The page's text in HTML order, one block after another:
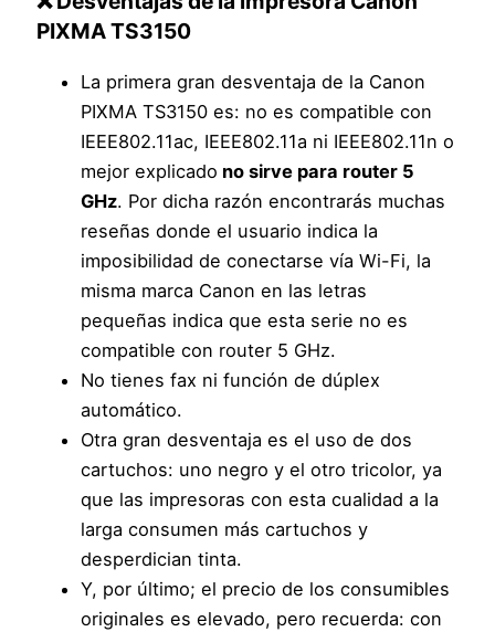
PIXMA TS3150
La primera gran desventaja de la Canon
PIXMA TS3150 es: no es compatible con
IEEE802.11ac, IEEE802.11a ni IEEE802.11n o
mejor explicado no sirve para router 5
GHz. Por dicha razón encontrarás muchas
reseñas donde el usuario indica la
imposibilidad de conectarse vía Wi-Fi, la
misma marca Canon en las letras
pequeñas indica que esta serie no es
compatible con router 5 GHz.
No tienes fax ni función de dúplex
automático.
Otra gran desventaja es el uso de dos
cartuchos: uno negro y el otro tricolor, ya
que las impresoras con esta cualidad a la
larga consumen más cartuchos y
desperdician tinta.
Y, por último; el precio de los consumibles
originales es elevado, pero recuerda: con